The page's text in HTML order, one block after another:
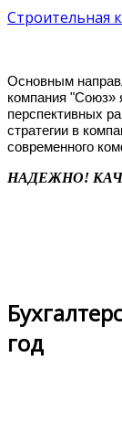
Строительная
Основным
компания "Союз»
перспективных
стратегии в
современного
НАДЕЖНО!
год